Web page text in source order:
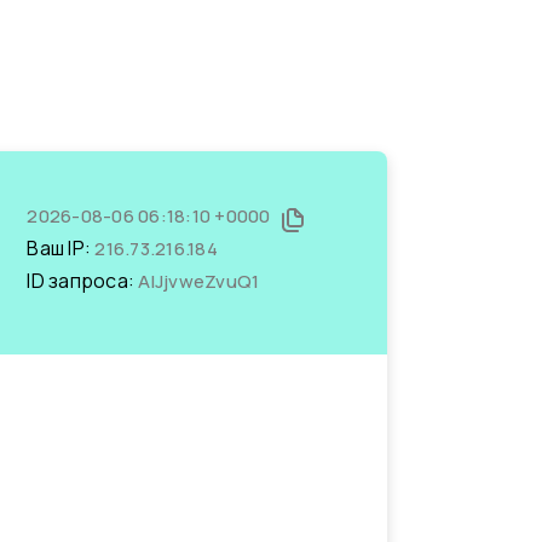
2026-08-06 06:18:10 +0000
Ваш IP:216.73.216.184
ID запроса:AIJjvweZvuQ1